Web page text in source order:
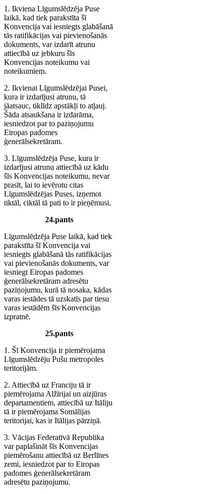
1. Ikviena Līgumslēdzēja Puse
laikā, kad tiek parakstīta šī
Konvencija vai iesniegts glabāšanā
tās ratifikācijas vai pievienošanās
dokuments, var izdarīt atrunu
attiecībā uz jebkuru šīs
Konvencijas noteikumu vai
noteikumiem.
2. Ikvienai Līgumslēdzējai Pusei,
kura ir izdarījusi atrunu, tā
jāatsauc, tiklīdz apstākļi to atļauj.
Šāda atsaukšana ir izdarāma,
iesniedzot par to paziņojumu
Eiropas padomes
ģenerālsekretāram.
3. Līgumslēdzēja Puse, kura ir
izdarījusi atrunu attiecībā uz kādu
šīs Konvencijas noteikumu, nevar
prasīt, lai to ievērotu citas
Līgumslēdzējas Puses, izņemot
tiktāl, ciktāl tā pati to ir pieņēmusi.
24.pants
Līgumslēdzēja Puse laikā, kad tiek
parakstīta šī Konvencija vai
iesniegts glabāšanā tās ratifikācijas
vai pievienošanās dokuments, var
iesniegt Eiropas padomes
ģenerālsekretāram adresētu
paziņojumu, kurā tā nosaka, kādas
varas iestādes tā uzskatīs par tiesu
varas iestādēm šīs Konvencijas
izpratnē.
25.pants
1. Šī Konvencija ir piemērojama
Līgumslēdzēju Pušu metropoles
teritorijām.
2. Attiecībā uz Franciju tā ir
piemērojama Alžīrijai un aizjūras
departamentiem, attiecībā uz Itāliju
tā ir piemērojama Somālijas
teritorijai, kas ir Itālijas pārziņā.
3. Vācijas Federatīvā Republika
var paplašināt šīs Konvencijas
piemērošanu attiecībā uz Berlīnes
zemi, iesniedzot par to Eiropas
padomes ģenerālsekretāram
adresētu paziņojumu.